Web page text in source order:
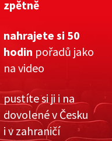
zpětně
nahrajete si 50
hodin pořadů jako
na video
pustíte si ji i na
dovolené v Česku
i v zahraničí